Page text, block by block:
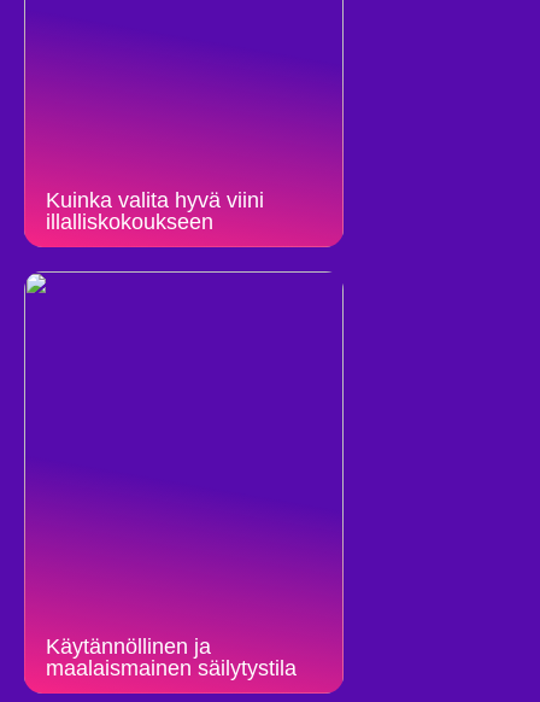
Kuinka valita hyvä viini
illalliskokoukseen
Käytännöllinen ja
maalaismainen säilytystila